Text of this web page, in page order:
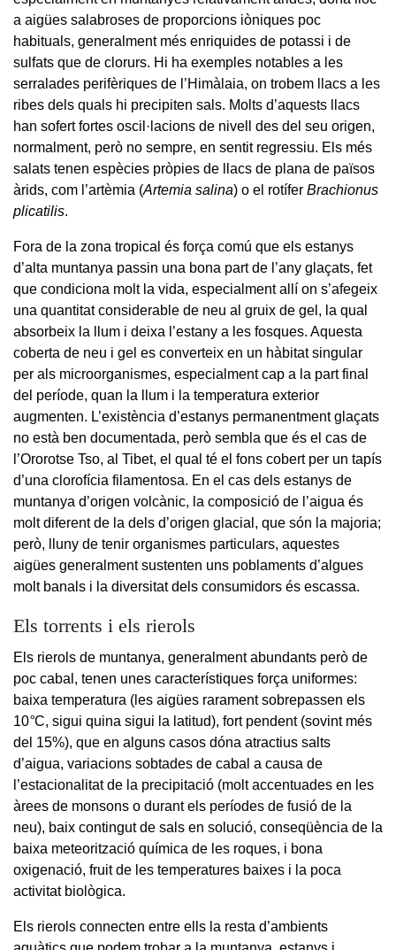
a aigües salabroses de proporcions iòniques poc
habituals, generalment més enriquides de potassi i de
sulfats que de clorurs. Hi ha exemples notables a les
serralades perifèriques de l’Himàlaia, on trobem llacs a les
ribes dels quals hi precipiten sals. Molts d’aquests llacs
han sofert fortes oscil·lacions de nivell des del seu origen,
normalment, però no sempre, en sentit regressiu. Els més
salats tenen espècies pròpies de llacs de plana de països
àrids, com l’artèmia (Artemia salina) o el rotífer Brachionus
plicatilis.
Fora de la zona tropical és força comú que els estanys
d’alta muntanya passin una bona part de l’any glaçats, fet
que condiciona molt la vida, especialment allí on s’afegeix
una quantitat considerable de neu al gruix de gel, la qual
absorbeix la llum i deixa l’estany a les fosques. Aquesta
coberta de neu i gel es converteix en un hàbitat singular
per als microorganismes, especialment cap a la part final
del període, quan la llum i la temperatura exterior
augmenten. L’existència d’estanys permanentment glaçats
no està ben documentada, però sembla que és el cas de
l’Ororotse Tso, al Tibet, el qual té el fons cobert per un tapís
d’una clorofícia filamentosa. En el cas dels estanys de
muntanya d’origen volcànic, la composició de l’aigua és
molt diferent de la dels d’origen glacial, que són la majoria;
però, lluny de tenir organismes particulars, aquestes
aigües generalment sustenten uns poblaments d’algues
molt banals i la diversitat dels consumidors és escassa.
Els torrents i els rierols
Els rierols de muntanya, generalment abundants però de
poc cabal, tenen unes característiques força uniformes:
baixa temperatura (les aigües rarament sobrepassen els
10°C, sigui quina sigui la latitud), fort pendent (sovint més
del 15%), que en alguns casos dóna atractius salts
d’aigua, variacions sobtades de cabal a causa de
l’estacionalitat de la precipitació (molt accentuades en les
àrees de monsons o durant els períodes de fusió de la
neu), baix contingut de sals en solució, conseqüència de la
baixa meteorització química de les roques, i bona
oxigenació, fruit de les temperatures baixes i la poca
activitat biològica.
Els rierols connecten entre ells la resta d’ambients